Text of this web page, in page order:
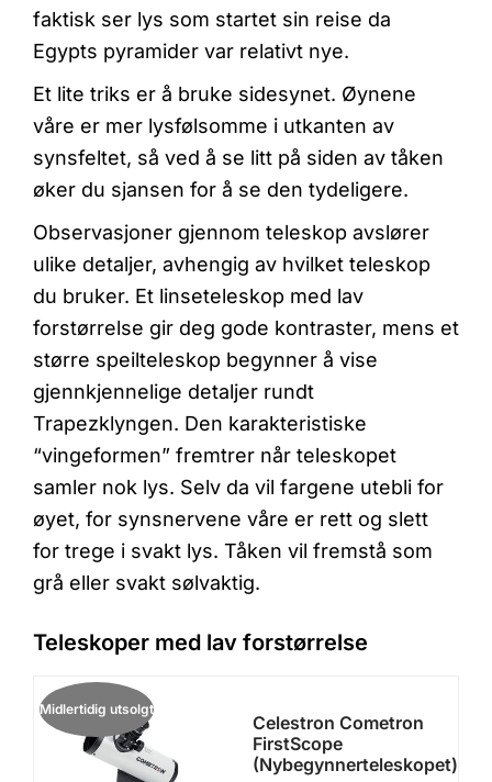
faktisk ser lys som startet sin reise da
Egypts pyramider var relativt nye.
Et lite triks er å bruke sidesynet. Øynene
våre er mer lysfølsomme i utkanten av
synsfeltet, så ved å se litt på siden av tåken
øker du sjansen for å se den tydeligere.
Observasjoner gjennom teleskop avslører
ulike detaljer, avhengig av hvilket teleskop
du bruker. Et linseteleskop med lav
forstørrelse gir deg gode kontraster, mens et
større speilteleskop begynner å vise
gjennkjennelige detaljer rundt
Trapezklyngen. Den karakteristiske
“vingeformen” fremtrer når teleskopet
samler nok lys. Selv da vil fargene utebli for
øyet, for synsnervene våre er rett og slett
for trege i svakt lys. Tåken vil fremstå som
grå eller svakt sølvaktig.
Teleskoper med lav forstørrelse
Midlertidig utsolgt
Celestron Cometron
FirstScope
(nybegynnerteleskopet)